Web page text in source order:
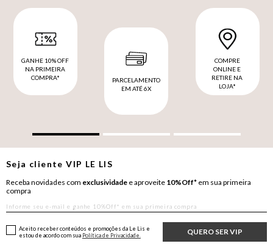
GANHE 10% OFF
NA PRIMEIRA
COMPRA*
PARCELAMENTO
EM ATÉ 6X
COMPRE
ONLINE E
RETIRE NA
LOJA*
Seja clienteVIP LE LIS
Receba novidades com exclusividade e aproveite 10%Off* em sua primeira
compra
QUERO SER VIP
Aceito receber conteúdos e promoções da Le Lis e
estou de acordo com sua Política de Privacidade.